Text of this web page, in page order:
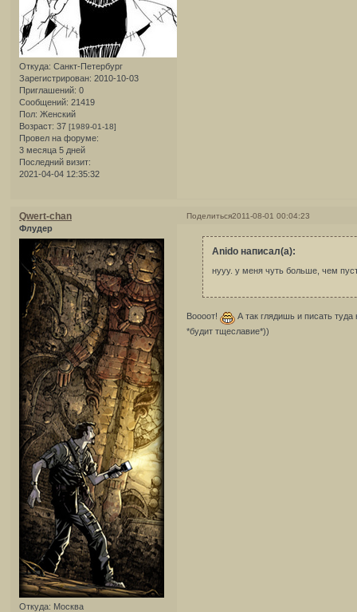
Откуда: Санкт-Петербург
Зарегистрирован: 2010-10-03
Приглашений: 0
Сообщений: 21419
Пол: Женский
Возраст: 37 [1989-01-18]
Провел на форуме:
3 месяца 5 дней
Последний визит:
2021-04-04 12:35:32
Поделиться2011-08-01 00:04:23
Qwert-chan
Флудер
Откуда: Москва
Anido написал(а):
нууу. у меня чуть больше, чем
Воооот!
А так глядишь и писать
*будит тщеславие*))